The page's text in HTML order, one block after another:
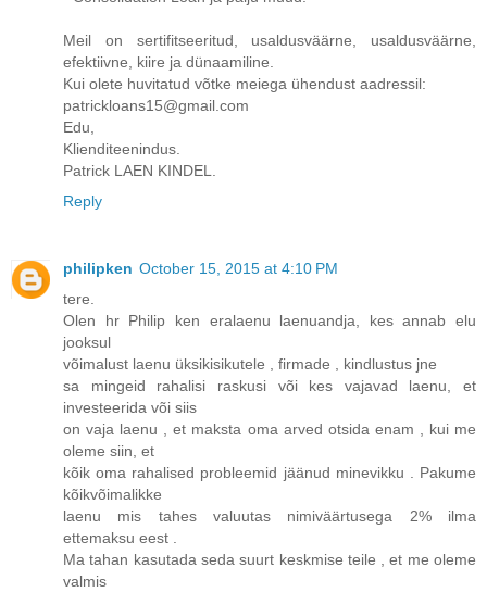
Meil on sertifitseeritud, usaldusväärne, usaldusväärne,
efektiivne, kiire ja dünaamiline.
Kui olete huvitatud võtke meiega ühendust aadressil:
patrickloans15@gmail.com
Edu,
Klienditeenindus.
Patrick LAEN KINDEL.
Reply
philipken October 15, 2015 at 4:10 PM
tere.
Olen hr Philip ken eralaenu laenuandja, kes annab elu
jooksul
võimalust laenu üksikisikutele , firmade , kindlustus jne
sa mingeid rahalisi raskusi või kes vajavad laenu, et
investeerida või siis
on vaja laenu , et maksta oma arved otsida enam , kui me
oleme siin, et
kõik oma rahalised probleemid jäänud minevikku . Pakume
kõikvõimalikke
laenu mis tahes valuutas nimiväärtusega 2% ilma
ettemaksu eest .
Ma tahan kasutada seda suurt keskmise teile , et me oleme
valmis